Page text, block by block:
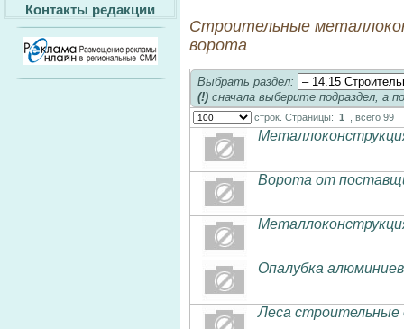
Контакты редакции
Строительные
ворота
Выбрать раздел:
(!) сначала выберите подраздел, а
строк. Страницы: 1 , всего 99
Ворота от
Опалубка
Леса строительные